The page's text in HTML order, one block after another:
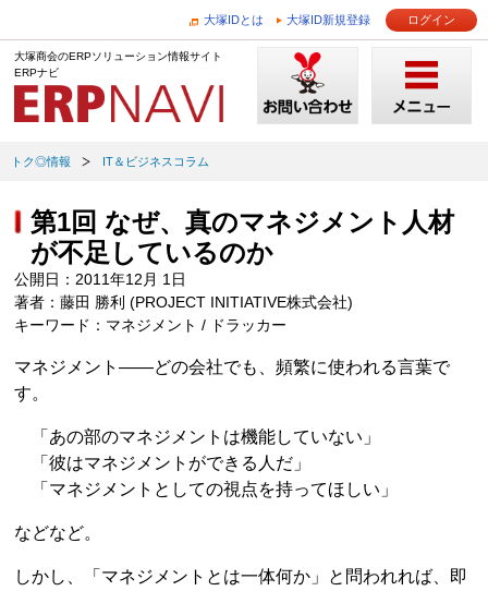
大塚IDとは 大塚ID新規登録 ログイン
大塚商会のERPソリューション情報サイト
ERPナビ
トク◎情報 IT＆ビジネスコラム
第1回 なぜ、真のマネジメント人材
が不足しているのか
公開日：2011年12月 1日
著者：藤田 勝利 (PROJECT INITIATIVE株式会社)
キーワード：マネジメント / ドラッカー
マネジメント――どの会社でも、頻繁に使われる言葉で
す。
「あの部のマネジメントは機能していない」
「彼はマネジメントができる人だ」
「マネジメントとしての視点を持ってほしい」
などなど。
しかし、「マネジメントとは一体何か」と問われれば、即